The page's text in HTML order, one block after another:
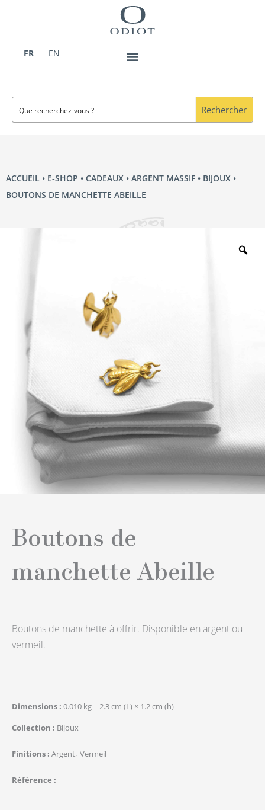
FR
EN
Rechercher
ACCUEIL • E‑SHOP • CADEAUX • ARGENT MASSIF • BIJOUX •
BOUTONS DE MANCHETTE ABEILLE
Boutons de
manchette Abeille
Boutons de manchette à offrir. Disponible en argent ou
vermeil.
Dimensions 0.010 kg – 2.3 cm (L) × 1.2 cm (h)
Collection
Bijoux
Finitions Argent Vermeil
Référence